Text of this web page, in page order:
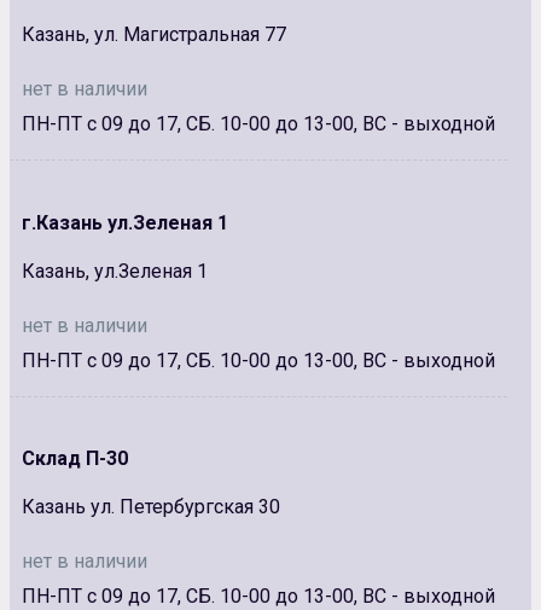
Казань, ул. Магистральная 77
нет в наличии
ПН-ПТ с 09 до 17, СБ. 10-00 до 13-00, ВС - выходной
г.Казань ул.Зеленая 1
Казань, ул.Зеленая 1
нет в наличии
ПН-ПТ с 09 до 17, СБ. 10-00 до 13-00, ВС - выходной
Склад П-30
Казань ул. Петербургская 30
нет в наличии
ПН-ПТ с 09 до 17, СБ. 10-00 до 13-00, ВС - выходной